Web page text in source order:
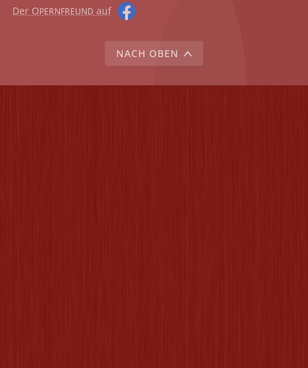
Der OPERNFREUND auf
NACH OBEN